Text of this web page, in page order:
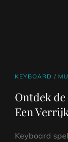
CAT
KEYBOARD /
Ontdek
Een
Keyboard